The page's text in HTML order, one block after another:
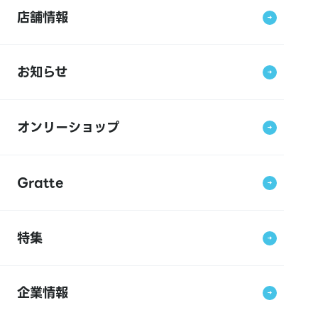
店舗情報
お知らせ
オンリーショップ
Gratte
特集
企業情報